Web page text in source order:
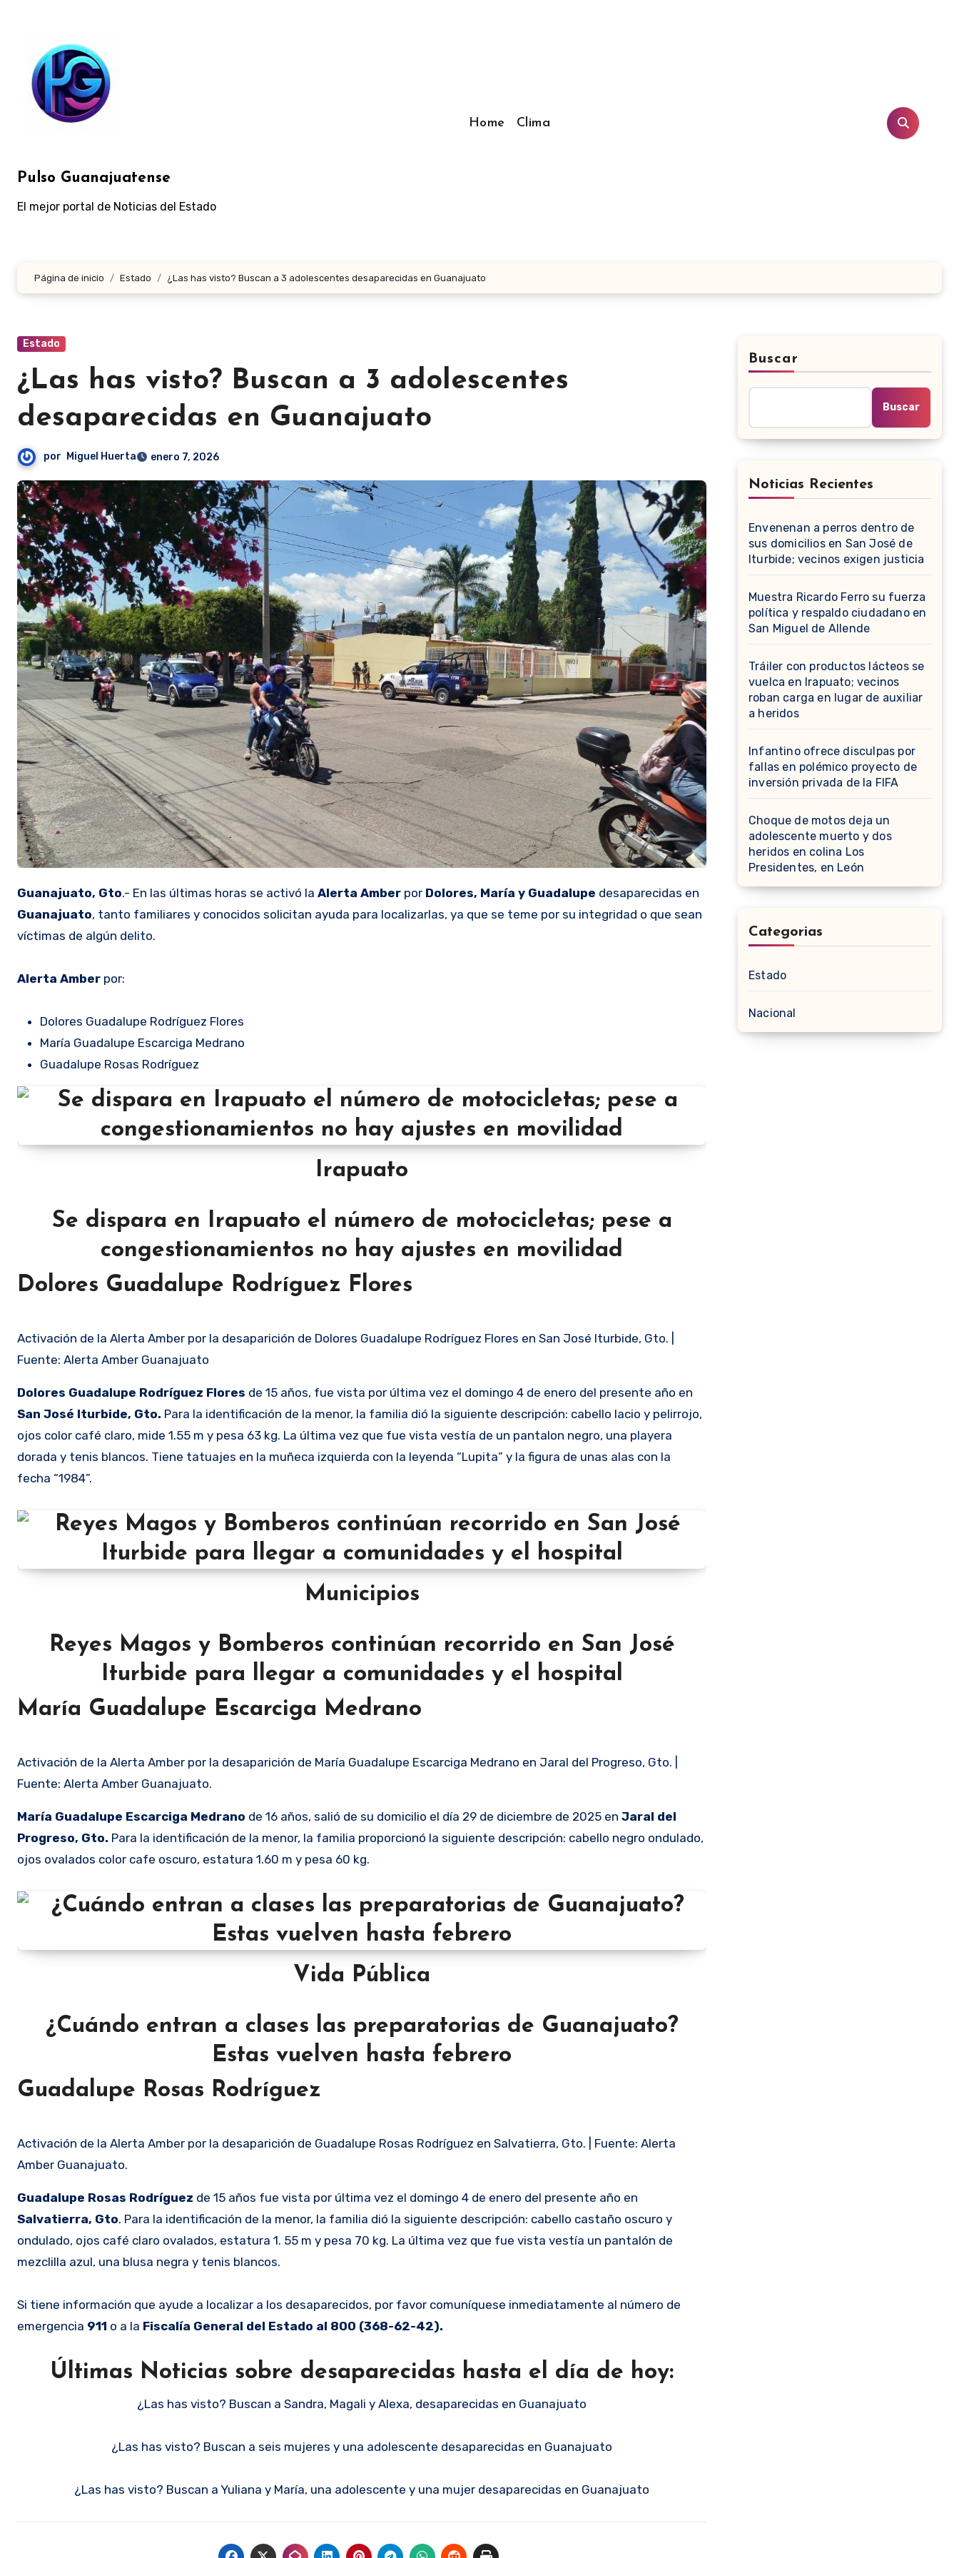
contenido
Pulso Guanajuatense
El mejor portal de Noticias del Estado
Home Clima
Página de inicio Estado ¿Las has visto? Buscan a 3 adolescentes desaparecidas en Guanajuato
Estado
¿Las has visto? Buscan a 3 adolescentes
desaparecidas en Guanajuato
por Miguel Huerta enero 7, 2026
Guanajuato, Gto.- En las últimas horas se activó la Alerta Amber por Dolores, María y Guadalupe desaparecidas en
Guanajuato, tanto familiares y conocidos solicitan ayuda para localizarlas, ya que se teme por su integridad o que sean
víctimas de algún delito.
Alerta Amber por:
Dolores Guadalupe Rodríguez Flores
María Guadalupe Escarciga Medrano
Guadalupe Rosas Rodríguez
Irapuato
Se dispara en Irapuato el número de motocicletas; pese a
congestionamientos no hay ajustes en movilidad
Dolores Guadalupe Rodríguez Flores
Activación de la Alerta Amber por la desaparición de Dolores Guadalupe Rodríguez Flores en San José Iturbide, Gto. |
Fuente: Alerta Amber Guanajuato
Dolores Guadalupe Rodríguez Flores de 15 años, fue vista por última vez el domingo 4 de enero del presente año en
San José Iturbide, Gto. Para la identificación de la menor, la familia dió la siguiente descripción: cabello lacio y pelirrojo,
ojos color café claro, mide 1.55 m y pesa 63 kg. La última vez que fue vista vestía de un pantalon negro, una playera
dorada y tenis blancos. Tiene tatuajes en la muñeca izquierda con la leyenda “Lupita” y la figura de unas alas con la
fecha “1984”.
Municipios
Reyes Magos y Bomberos continúan recorrido en San José
Iturbide para llegar a comunidades y el hospital
María Guadalupe Escarciga Medrano
Activación de la Alerta Amber por la desaparición de María Guadalupe Escarciga Medrano en Jaral del Progreso, Gto. |
Fuente: Alerta Amber Guanajuato.
María Guadalupe Escarciga Medrano de 16 años, salió de su domicilio el día 29 de diciembre de 2025 en Jaral del
Progreso, Gto. Para la identificación de la menor, la familia proporcionó la siguiente descripción: cabello negro ondulado,
ojos ovalados color cafe oscuro, estatura 1.60 m y pesa 60 kg.
Vida Pública
¿Cuándo entran a clases las preparatorias de Guanajuato?
Estas vuelven hasta febrero
Guadalupe Rosas Rodríguez
Activación de la Alerta Amber por la desaparición de Guadalupe Rosas Rodríguez en Salvatierra, Gto. | Fuente: Alerta
Amber Guanajuato.
Guadalupe Rosas Rodríguez de 15 años fue vista por última vez el domingo 4 de enero del presente año en
Salvatierra, Gto. Para la identificación de la menor, la familia dió la siguiente descripción: cabello castaño oscuro y
ondulado, ojos café claro ovalados, estatura 1. 55 m y pesa 70 kg. La última vez que fue vista vestía un pantalón de
mezclilla azul, una blusa negra y tenis blancos.
Si tiene información que ayude a localizar a los desaparecidos, por favor comuníquese inmediatamente al número de
emergencia 911 o a la Fiscalía General del Estado al 800 (368-62-42).
Últimas Noticias sobre desaparecidas hasta el día de hoy:
¿Las has visto? Buscan a Sandra, Magali y Alexa, desaparecidas en Guanajuato
¿Las has visto? Buscan a seis mujeres y una adolescente desaparecidas en Guanajuato
¿Las has visto? Buscan a Yuliana y María, una adolescente y una mujer desaparecidas en Guanajuato
Buscar
Buscar
Noticias Recientes
Envenenan a perros dentro de
sus domicilios en San José de
Iturbide; vecinos exigen justicia
Muestra Ricardo Ferro su fuerza
política y respaldo ciudadano en
San Miguel de Allende
Tráiler con productos lácteos se
vuelca en Irapuato; vecinos
roban carga en lugar de auxiliar
a heridos
Infantino ofrece disculpas por
fallas en polémico proyecto de
inversión privada de la FIFA
Choque de motos deja un
adolescente muerto y dos
heridos en colina Los
Presidentes, en León
Categorias
Estado
Nacional